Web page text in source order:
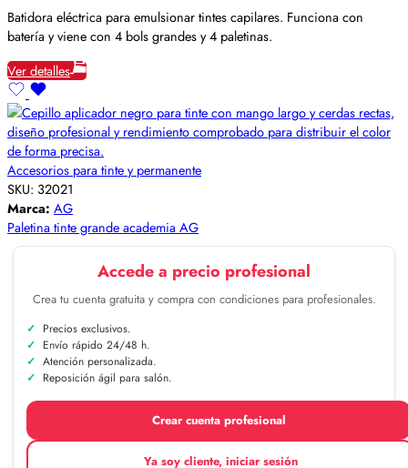
Batidora eléctrica para emulsionar tintes capilares. Funciona con
batería y viene con 4 bols grandes y 4 paletinas.
Ver detalles
Accesorios para tinte y permanente
SKU: 32021
Marca: AG
Paletina tinte grande academia AG
Accede a precio profesional
Crea tu cuenta gratuita y compra con condiciones para profesionales.
Precios exclusivos.
Envío rápido 24/48 h.
Atención personalizada.
Reposición ágil para salón.
Crear cuenta profesional
Ya soy cliente, iniciar sesión